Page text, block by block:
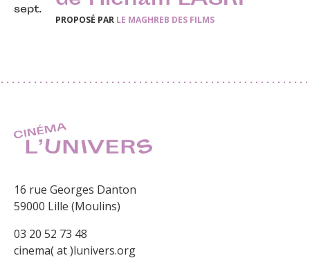
sept.
PROPOSÉ PAR LE MAGHREB DES FILMS
16 rue Georges Danton
59000 Lille (Moulins)
03 20 52 73 48
cinema( at )lunivers.org